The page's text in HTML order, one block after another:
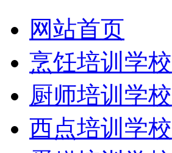
网站首页
烹饪培训学校
厨师培训学校
西点培训学校